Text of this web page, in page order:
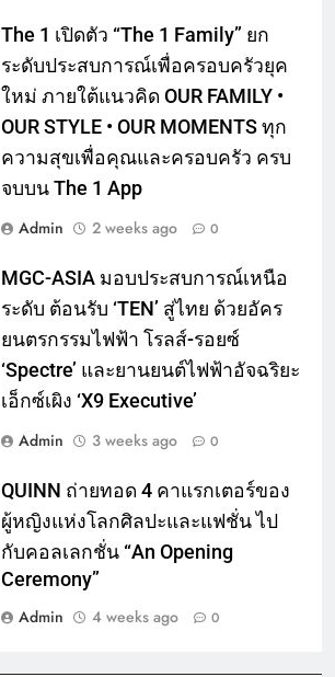
The 1 เปิดตัว “The 1 Family” ยก
ระดับประสบการณ์เพื่อครอบครัวยุค
ใหม่ ภายใต้แนวคิด OUR FAMILY •
OUR STYLE • OUR MOMENTS ทุก
ความสุขเพื่อคุณและครอบครัว ครบ
จบบน The 1 App
Admin
2 weeks ago 0
MGC-ASIA มอบประสบการณ์เหนือ
ระดับ ต้อนรับ ‘TEN’ สู่ไทย ด้วยอัคร
ยนตรกรรมไฟฟ้า โรลส์-รอยซ์
‘Spectre’ และยานยนต์ไฟฟ้าอัจฉริยะ
เอ็กซ์เผิง ‘X9 Executive’
Admin
3 weeks ago 0
QUINN ถ่ายทอด 4 คาแรกเตอร์ของ
ผู้หญิงแห่งโลกศิลปะและแฟชั่น ไป
กับคอลเลกชั่น “An Opening
Ceremony”
Admin
4 weeks ago 0